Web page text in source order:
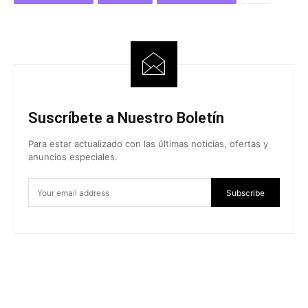
Suscríbete a Nuestro Boletín
Para estar actualizado con las últimas noticias, ofertas y
anuncios especiales.
Subscribe